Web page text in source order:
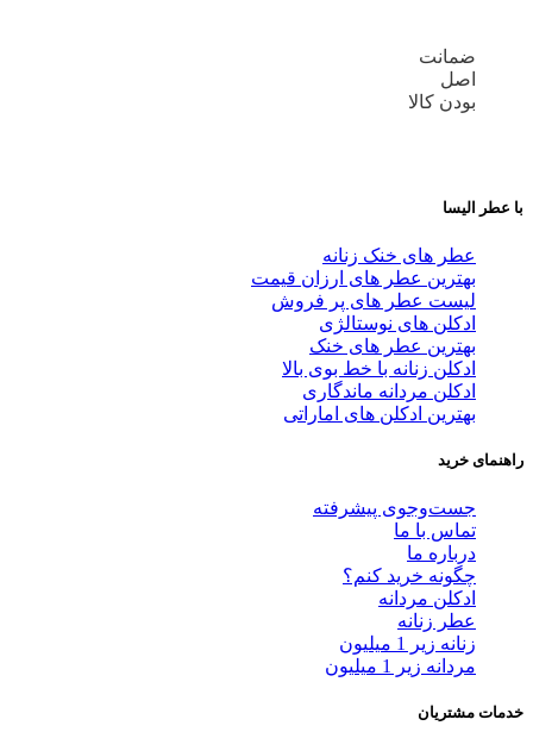
ضمانت
اصل
بودن کالا
با عطر الیسا
عطر های خنک زنانه
بهترین عطر های ارزان قیمت
لیست عطر های پر فروش
ادکلن های نوستالژی
بهترین عطر های خنک
ادکلن زنانه با خط بوی بالا
ادکلن مردانه ماندگاری
بهترین ادکلن های اماراتی
راهنمای خرید
جست‌وجوی پیشرفته
تماس با ما
درباره ما
چگونه خرید کنم؟
ادکلن مردانه
عطر زنانه
زنانه زیر 1 میلیون
مردانه زیر 1 میلیون
خدمات مشتریان